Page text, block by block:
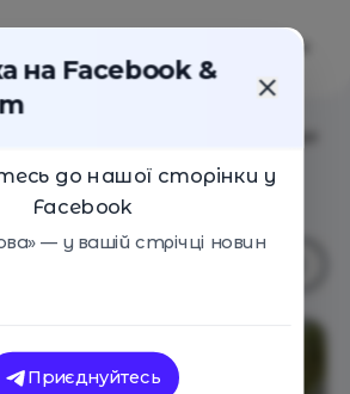
на Facebook &
до нашої сторінки у
Facebook
— у вашій стрічці новин
Приєднуйтесь